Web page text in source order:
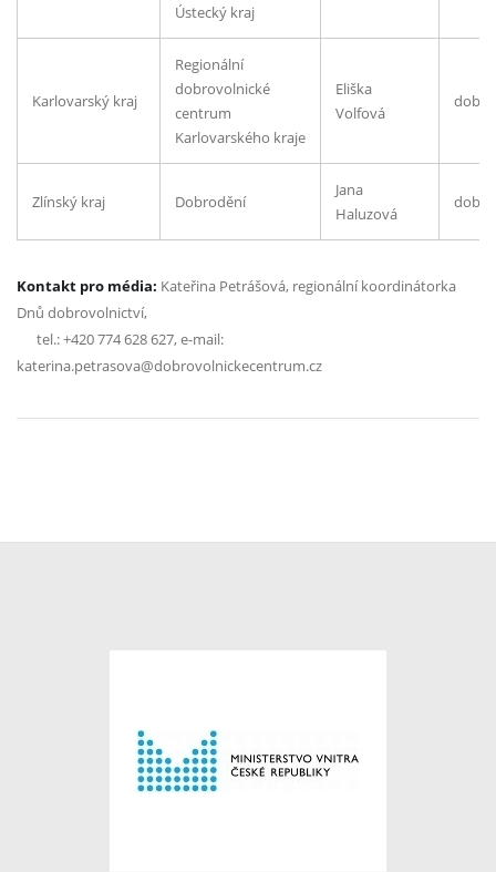
Ústecký kraj
Karlovarský kraj
Regionální
dobrovolnické
centrum
Karlovarského kraje
Eliška
Volfová
Zlínský kraj Dobrodění
Jana
Haluzová
Kontakt pro média: Kateřina Petrášová, regionální koordinátorka
Dnů dobrovolnictví,
tel.: +420 774 628 627, e-mail:
katerina.petrasova@dobrovolnickecentrum.cz